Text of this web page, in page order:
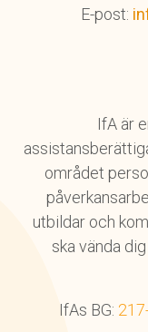
E-post:
IfA är
området
utbildar och
ska vända
IfAs BG: